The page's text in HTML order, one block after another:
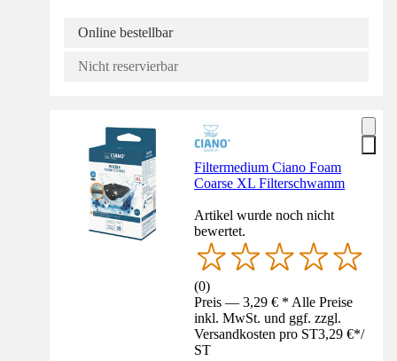
Online bestellbar
Nicht reservierbar
Filtermedium Ciano Foam
Coarse XL Filterschwamm
Artikel wurde noch nicht
bewertet.
(0)
Preis — 3,29 € * Alle Preise
inkl. MwSt. und ggf. zzgl.
Versandkosten pro ST3,29 €*/
ST